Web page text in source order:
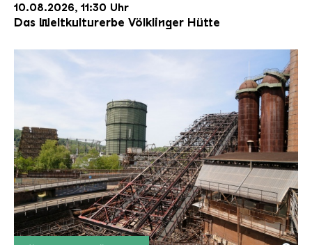
10.08.2026, 11:30 Uhr
Das Weltkulturerbe Völklinger Hütte